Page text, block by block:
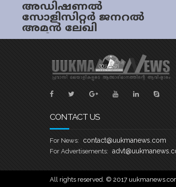
അഡിഷണല്‍
സോളിസിറ്റര്‍ ജനറല്‍
അമന്‍ ലേഖി
രാജിവച്ചു
CONTACT US
For News: contact@uukmanews.com
For Advertisements:
All rights reserved. © 2017